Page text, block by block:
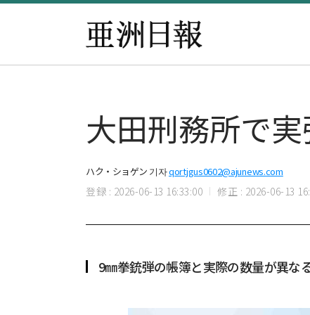
大田刑務所で
ハク・ショゲン 기자qortjgus0602@ajunews.com
登録 : 2026-06-13 16:33:00 修正 : 2026-06-13
9㎜拳銃弾の帳簿と実際の数量が異